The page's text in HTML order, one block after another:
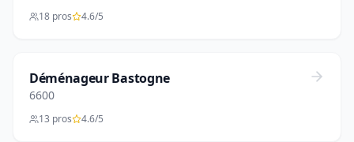
18 pros 4.6/5
Déménageur Bastogne
6600
13 pros 4.6/5